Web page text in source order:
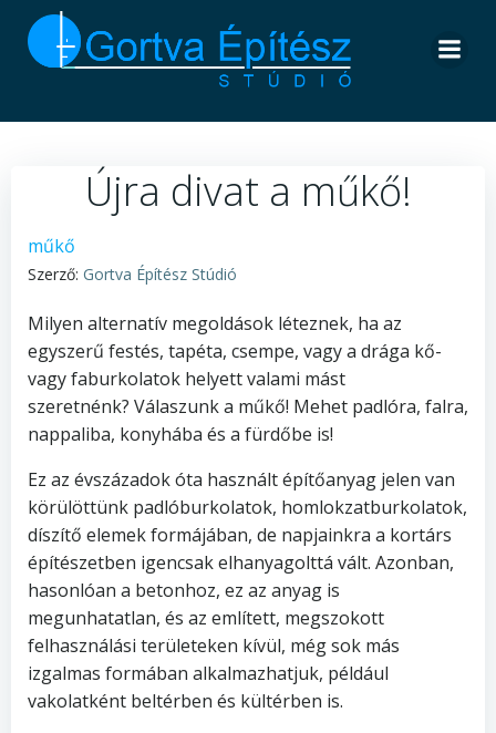
to
content
Újra divat a műkő!
műkő
Szerző: Gortva Építész Stúdió
Milyen alternatív megoldások léteznek, ha az
egyszerű festés, tapéta, csempe, vagy a drága kő-
vagy faburkolatok helyett valami mást
szeretnénk? Válaszunk a műkő! Mehet padlóra, falra,
nappaliba, konyhába és a fürdőbe is!
Ez az évszázadok óta használt építőanyag jelen van
körülöttünk padlóburkolatok, homlokzatburkolatok,
díszítő elemek formájában, de napjainkra a kortárs
építészetben igencsak elhanyagolttá vált. Azonban,
hasonlóan a betonhoz, ez az anyag is
megunhatatlan, és az említett, megszokott
felhasználási területeken kívül, még sok más
izgalmas formában alkalmazhatjuk, például
vakolatként beltérben és kültérben is.